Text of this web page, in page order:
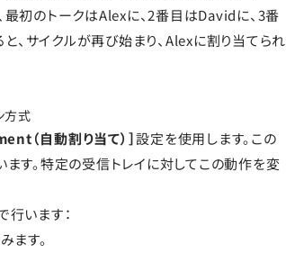
初のトークはAlexに、2番目はDavidに、3番
、サイクルが再び始まり、Alexに割り当てられ
方式
（自動割り当て）］設定を使用します。この
す。特定の受信トレイに対してこの動作を変
います：
ます。